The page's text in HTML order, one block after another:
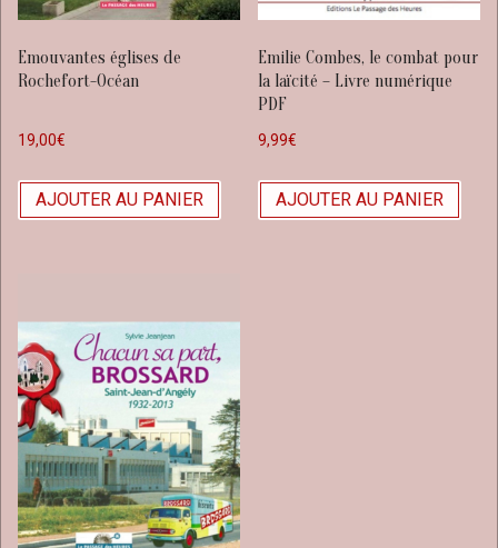
Emouvantes églises de
Rochefort-Océan
19,00€
AJOUTER AU PANIER
Emilie Combes, le combat pour
la laïcité – Livre numérique
PDF
9,99€
AJOUTER AU PANIER